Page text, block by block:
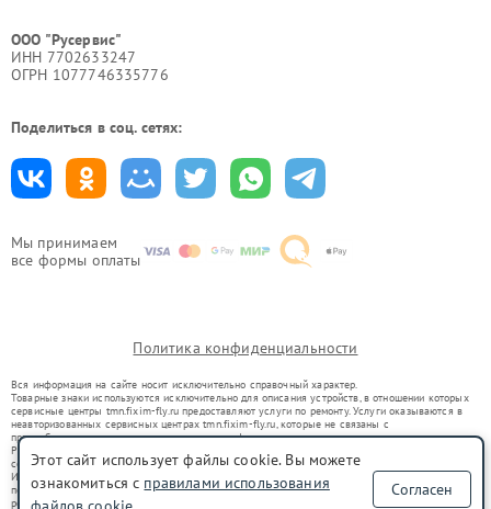
Мы принимаем
все формы оплаты
ООО "Русервис"
ИНН 7702633247
ОГРН 1077746335776
Поделиться в соц. сетях:
Политика конфиденциальности
Вся информация на сайте носит исключительно справочный характер.
Товарные знаки используются исключительно для описания устройств, в отношении которых
сервисные центры tmn.fixim-fly.ru предоставляют услуги по ремонту. Услуги оказываются в
неавторизованных сервисных центрах tmn.fixim-fly.ru, которые не связаны с
правообладателями товарных знаков или их официальными представителями.
Ремонт осуществляется для устройств, уже введенных в гражданский оборот в соответствии
со статьей 1487 ГК РФ.
Использование товарных знаков не преследует цели индивидуализации услуг или введения
потребителей в заблуждение, а служит для информирования о предоставляемых услугах по
ремонту техники указанных брендов.
Этот сайт использует файлы cookie. Вы можете
ознакомиться с правилами использования
Согласен